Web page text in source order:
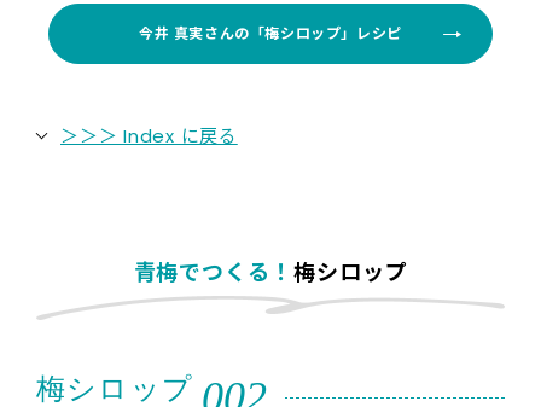
今井 真実さんの「梅シロップ」レシピ
＞＞＞ Index に戻る
青梅でつくる！ 梅シロップ
梅シロップ